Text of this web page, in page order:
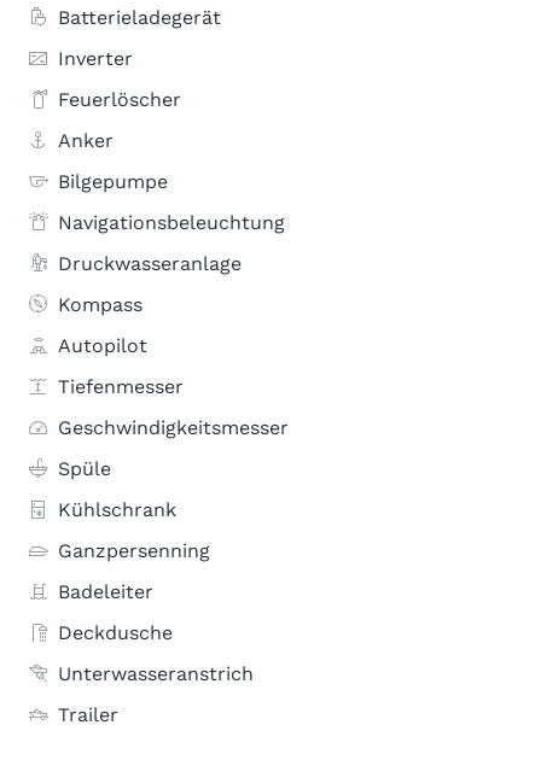
Batterieladegerät
Inverter
Feuerlöscher
Anker
Bilgepumpe
Navigationsbeleuchtung
Druckwasseranlage
Kompass
Autopilot
Tiefenmesser
Geschwindigkeitsmesser
Spüle
Kühlschrank
Ganzpersenning
Badeleiter
Deckdusche
Unterwasseranstrich
Trailer